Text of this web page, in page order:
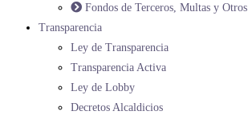
Fondos de Terceros, Multas y Otros
Transparencia
Ley de Transparencia
Transparencia Activa
Ley de Lobby
Decretos Alcaldicios